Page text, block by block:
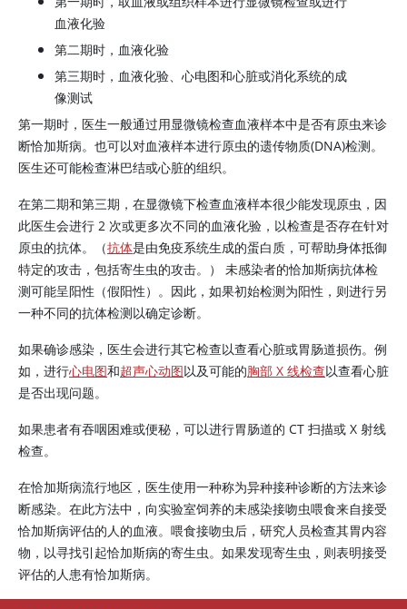
血液化验
第二期时，血液化验
第三期时，血液化验、心电图和心脏或消化系统的成
像测试
第一期时，医生一般通过用显微镜检查血液样本中是否有原虫来诊
断恰加斯病。也可以对血液样本进行原虫的遗传物质(DNA)检测。
医生还可能检查淋巴结或心脏的组织。
在第二期和第三期，在显微镜下检查血液样本很少能发现原虫，因
此医生会进行 2 次或更多次不同的血液化验，以检查是否存在针对
原虫的抗体。（抗体是由免疫系统生成的蛋白质，可帮助身体抵御
特定的攻击，包括寄生虫的攻击。） 未感染者的恰加斯病抗体检
测可能呈阳性（假阳性）。因此，如果初始检测为阳性，则进行另
一种不同的抗体检测以确定诊断。
如果确诊感染，医生会进行其它检查以查看心脏或胃肠道损伤。例
如，进行心电图和超声心动图以及可能的胸部 X 线检查以查看心脏
是否出现问题。
如果患者有吞咽困难或便秘，可以进行胃肠道的 CT 扫描或 X 射线
检查。
在恰加斯病流行地区，医生使用一种称为异种接种诊断的方法来诊
断感染。在此方法中，向实验室饲养的未感染接吻虫喂食来自接受
恰加斯病评估的人的血液。喂食接吻虫后，研究人员检查其胃内容
物，以寻找引起恰加斯病的寄生虫。如果发现寄生虫，则表明接受
评估的人患有恰加斯病。